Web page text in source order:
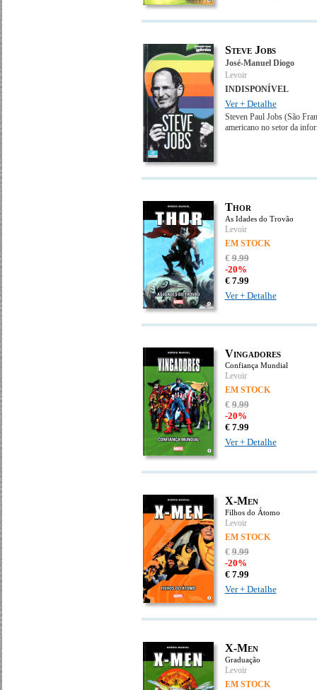
Steve Jobs
José-Manuel Diogo
Levoir
INDISPONÍVEL
Ver + Detalhe
Steven Paul Jobs (São
americano no setor da
Thor
As Idades do Trovão
Levoir
EM STOCK
€9.99
-20%
€ 7.99
Ver + Detalhe
Vingadores
Confiança Mundial
Levoir
EM STOCK
€9.99
-20%
€ 7.99
Ver + Detalhe
X-Men
Filhos do Átomo
Levoir
EM STOCK
€9.99
-20%
€ 7.99
Ver + Detalhe
X-Men
Graduação
Levoir
EM STOCK